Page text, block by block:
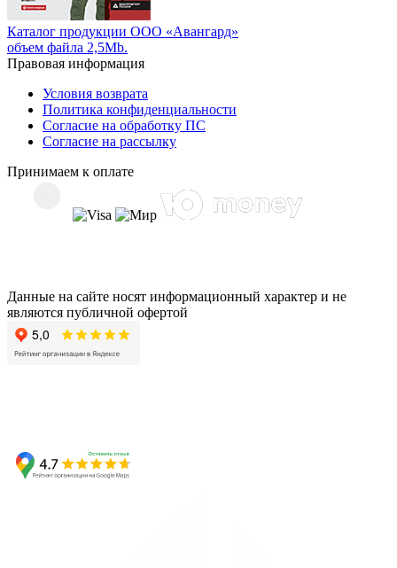
Каталог продукции ООО «Авангард»
объем файла 2,5Mb.
Правовая информация
Условия возврата
Политика конфиденциальности
Согласие на обработку ПС
Согласие на рассылку
Принимаем к оплате
Данные на сайте носят информационный характер и не
являются публичной офертой